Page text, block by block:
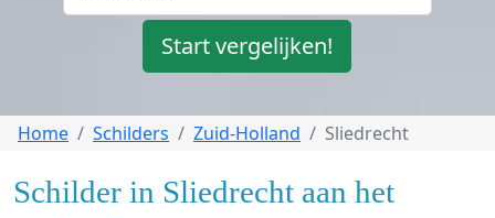
Start vergelijken!
Home Schilders Zuid-Holland Sliedrecht
Schilder in Sliedrecht aan het